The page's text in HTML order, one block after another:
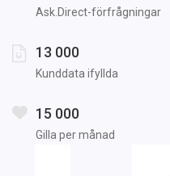
Ask.Direct-förfrågningar
13 000
Kunddata ifyllda
15 000
Gilla per månad